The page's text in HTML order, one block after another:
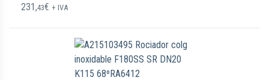
231,43€ + IVA